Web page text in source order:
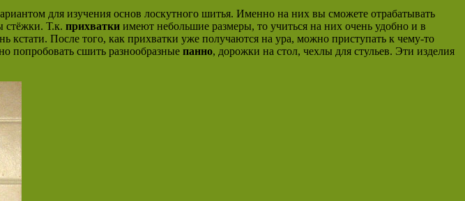
для изучения основ лоскутного шитья. Именно на них вы сможете отрабатывать
стёжки. Т.к. прихватки имеют небольшие размеры, то учиться на них очень удобно и в
кстати. После того, как прихватки уже получаются на ура, можно приступать к чему-то
попробовать сшить разнообразные панно, дорожки на стол, чехлы для стульев. Эти изделия